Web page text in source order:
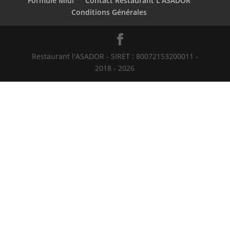
Conditions Générales
Restaurant l'ASADOR - SIRET : 80072153200011 -
2018 - 2026